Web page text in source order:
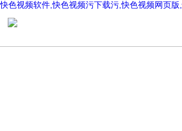
快色视频软件,快色视频污下载污,快色视频网页